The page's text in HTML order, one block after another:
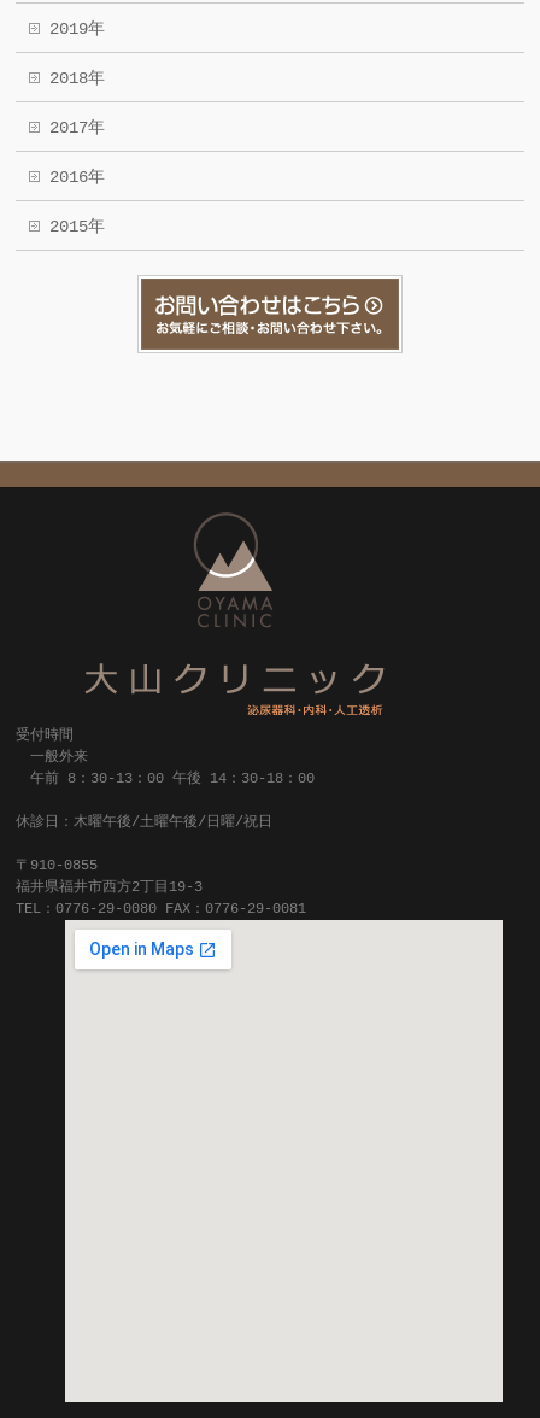
2019年
2018年
2017年
2016年
2015年
受付時間
一般外来
午前 8：30-13：00 午後 14：30-18：00
休診日：木曜午後/土曜午後/日曜/祝日
〒910-0855
福井県福井市西方2丁目19-3
TEL：0776-29-0080 FAX：0776-29-0081